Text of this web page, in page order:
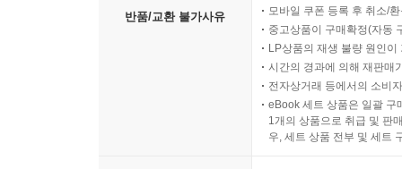
반품/교환 불가사유
모바일 쿠폰 등록 후 취소/
중고상품이 구매확정(자동
LP상품의 재생 불량 원인
시간의 경과에 의해 재판매
전자상거래 등에서의 소비
eBook 세트 상품은 일괄 구
1개의 상품으로 취급 및 판
우, 세트 상품 전부 및 세트